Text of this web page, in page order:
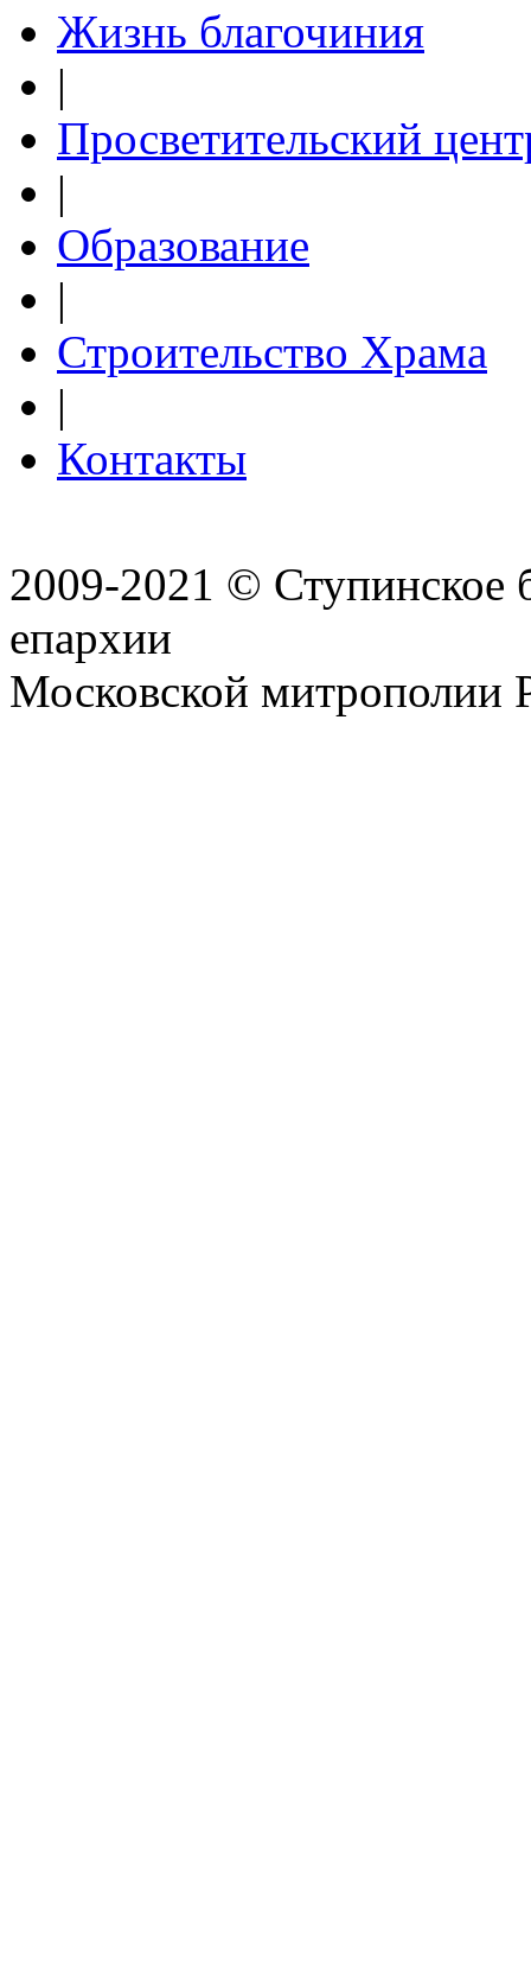
Жизнь благочиния
|
Просветительский
|
Образование
|
Строительство Храма
|
Контакты
2009-2021 © Ступинское
епархии
Московской митрополии